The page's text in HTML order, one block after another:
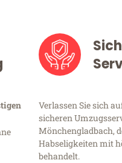
Verlassen Sie sich
sicheren
Mönchengladbach,
Habseligkeiten mit
behandelt.